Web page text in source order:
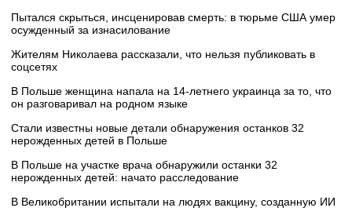
Пытался скрыться, инсценировав смерть: в тюрьме США умер
осужденный за изнасилование
Жителям Николаева рассказали, что нельзя публиковать в
соцсетях
В Польше женщина напала на 14-летнего украинца за то, что
он разговаривал на родном языке
Стали известны новые детали обнаружения останков 32
нерожденных детей в Польше
В Польше на участке врача обнаружили останки 32
нерожденных детей: начато расследование
В Великобритании испытали на людях вакцину, созданную ИИ